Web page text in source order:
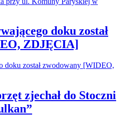
doku został
ZDJĘCIA]
zjechał do Stoczni